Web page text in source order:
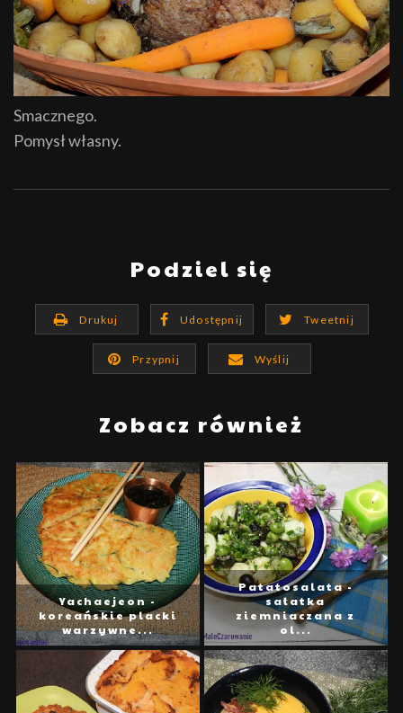
Smacznego.
Pomysł własny.
Podziel się
Drukuj Udostępnij Tweetnij
Przypnij Wyślij
Zobacz również
Yachaejeon -
koreańskie placki
warzywne...
Patatosalata -
sałatka
ziemniaczana z
ol...